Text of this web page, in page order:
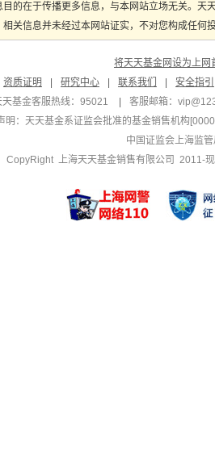
的在于传播更多信息，与本网站立场无关。
关信息并未经过本网站证实，不对您构成任
将天天基金网设为上网
资质证明 研究中心 联系我们
安全指引
天基金客服热线：95021
客服邮箱：
明：天天基金系证监会批准的基金销售机构
中国证监会上海监
CopyRight 上海天天基金销售有限公司 2011-